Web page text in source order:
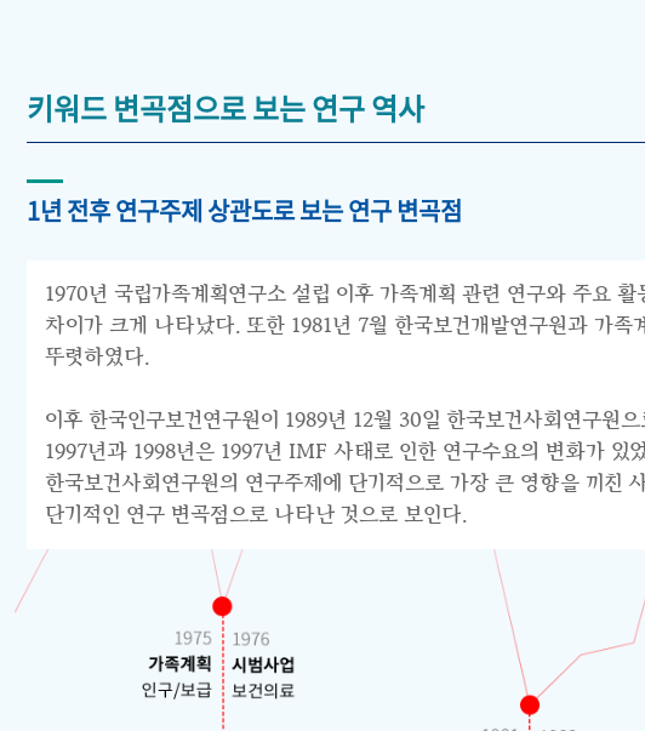
키워드 변곡점으로 보는 연구 역사
1년 전후 연구주제 상관도로 보는 연구 변곡점
1970년 국립가족계획연구소 설립 이후 가족계획 관련 연구와 주요
차이가 크게 나타났다. 또한 1981년 7월 한국보건개발연구원과 가
뚜렷하였다.
이후 한국인구보건연구원이 1989년 12월 30일 한국보건사회연구
1997년과 1998년은 1997년 IMF 사태로 인한 연구수요의 변화가
한국보건사회연구원의 연구주제에 단기적으로 가장 큰 영향을 끼
단기적인 연구 변곡점으로 나타난 것으로 보인다.